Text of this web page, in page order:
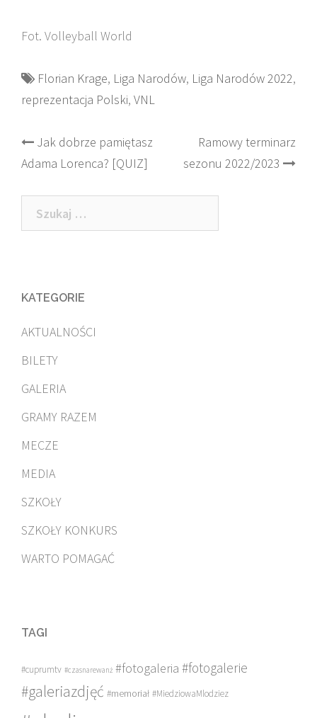
Fot. Volleyball World
Florian Krage, Liga Narodów, Liga Narodów 2022,
reprezentacja Polski, VNL
Post
navigation
Jak dobrze pamiętasz
Adama Lorenca? [QUIZ]
Ramowy terminarz
sezonu 2022/2023
Szukaj:
KATEGORIE
AKTUALNOŚCI
BILETY
GALERIA
GRAMY RAZEM
MECZE
MEDIA
SZKOŁY
SZKOŁY KONKURS
WARTO POMAGAĆ
TAGI
#cuprumtv #czasnarewanż #fotogaleria #fotogalerie
#galeriazdjęć #memoriał #MiedziowaMlodziez